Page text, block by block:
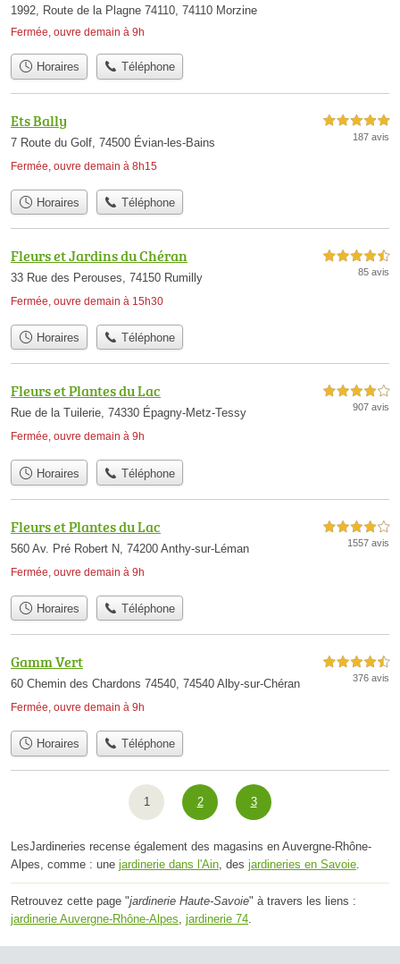
1992, Route de la Plagne 74110, 74110 Morzine
Fermée, ouvre demain à 9h
Horaires Téléphone
Ets Bally
7 Route du Golf, 74500 Évian-les-Bains
Fermée, ouvre demain à 8h15
5,0 étoiles sur 5
187 avis
Horaires Téléphone
Fleurs et Jardins du Chéran
33 Rue des Perouses, 74150 Rumilly
Fermée, ouvre demain à 15h30
4,5 étoiles sur 5
85 avis
Horaires Téléphone
Fleurs et Plantes du Lac
Rue de la Tuilerie, 74330 Épagny-Metz-Tessy
Fermée, ouvre demain à 9h
4,0 étoiles sur 5
907 avis
Horaires Téléphone
Fleurs et Plantes du Lac
560 Av. Pré Robert N, 74200 Anthy-sur-Léman
Fermée, ouvre demain à 9h
4,0 étoiles sur 5
1557 avis
Horaires Téléphone
Gamm Vert
60 Chemin des Chardons 74540, 74540 Alby-sur-Chéran
Fermée, ouvre demain à 9h
4,5 étoiles sur 5
376 avis
Horaires Téléphone
1 2 3
LesJardineries recense également des magasins en Auvergne-Rhône-
Alpes, comme : une jardinerie dans l'Ain , des jardineries en Savoie
Retrouvez cette page "jardinerie Haute-Savoie" à travers les liens :
jardinerie Auvergne-Rhône-Alpes jardinerie 74